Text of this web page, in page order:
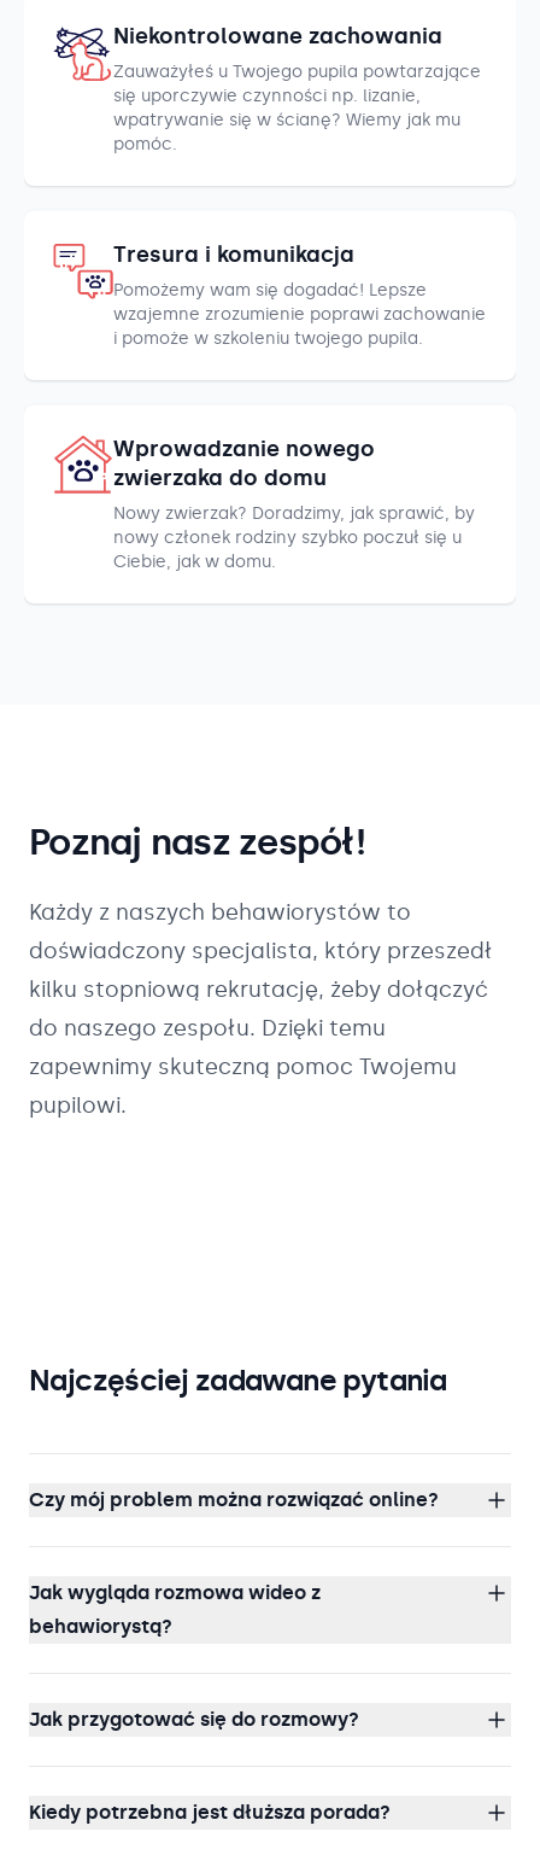
Niekontrolowane zachowania
Zauważyłeś u Twojego pupila powtarzające
się uporczywie czynności np. lizanie,
wpatrywanie się w ścianę? Wiemy jak mu
pomóc.
Tresura i komunikacja
Pomożemy wam się dogadać! Lepsze
wzajemne zrozumienie poprawi zachowanie
i pomoże w szkoleniu twojego pupila.
Wprowadzanie nowego
zwierzaka do domu
Nowy zwierzak? Doradzimy, jak sprawić, by
nowy członek rodziny szybko poczuł się u
Ciebie, jak w domu.
Poznaj nasz zespół!
Każdy z naszych behawiorystów to
doświadczony specjalista, który przeszedł
kilku stopniową rekrutację, żeby dołączyć
do naszego zespołu. Dzięki temu
zapewnimy skuteczną pomoc Twojemu
pupilowi.
Najczęściej zadawane pytania
Czy mój problem można rozwiązać online?
Jak wygląda rozmowa wideo z
behawiorystą?
Jak przygotować się do rozmowy?
Kiedy potrzebna jest dłuższa porada?